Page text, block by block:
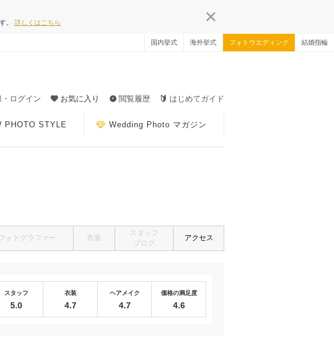
。 詳しくはこちら
国内挙式 海外挙式 フォトウエディング 結婚指輪
ログイン
お気に入り 閲覧履歴 はじめてガイド
PHOTO STYLE Wedding Photo マガジン
ォトグラファー 衣装
スタッフ
ブログ
アクセス
スタッフ
5.0
衣装
4.7
ヘアメイク
4.7
価格の満足度
4.6